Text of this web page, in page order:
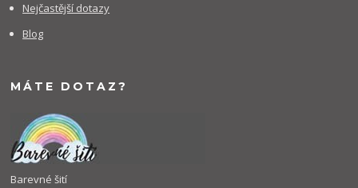
Nejčastější dotazy
Blog
MÁTE DOTAZ?
Barevné šití